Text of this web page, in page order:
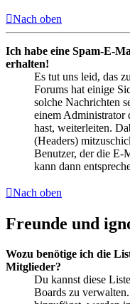
Nach oben
Ich habe eine Spam-E-
erhalten!
Es tut uns leid, das
Forums hat einige
solche Nachrichten
einem Administrator
hast, weiterleiten.
(Headers)
Benutzer, der die E-
kann dann
Nach oben
Freunde und
Wozu benötige ich die
Mitglieder?
Du kannst diese
Boards zu